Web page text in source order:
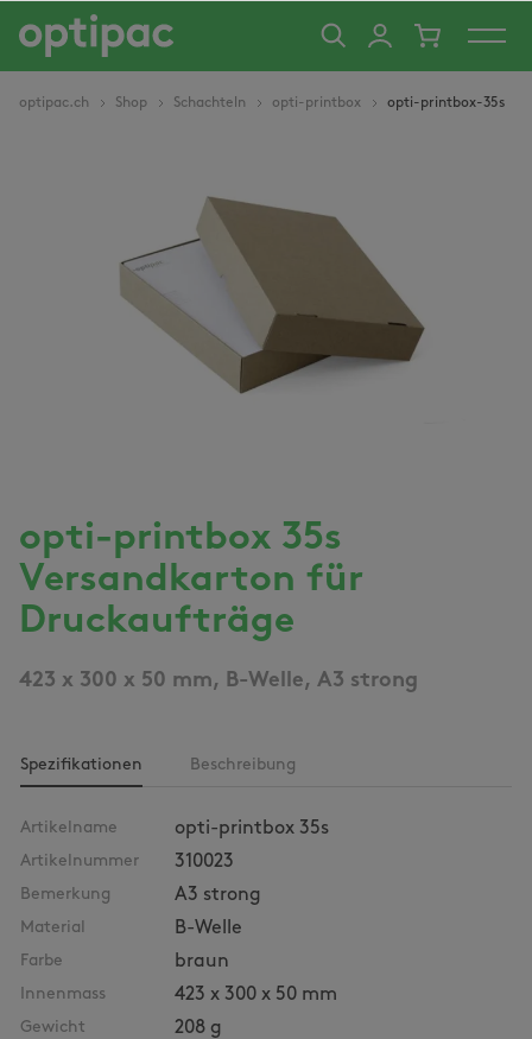
springen
optipac.ch Shop Schachteln opti-printbox opti-printbox-35s
opti-printbox 35s
Versandkarton für
Druckaufträge
423 x 300 x 50 mm, B-Welle, A3 strong
Spezifikationen Beschreibung
Artikelname opti-printbox 35s
Artikelnummer 310023
Bemerkung A3 strong
Material B-Welle
Farbe braun
Innenmass 423 x 300 x 50 mm
Gewicht 208 g